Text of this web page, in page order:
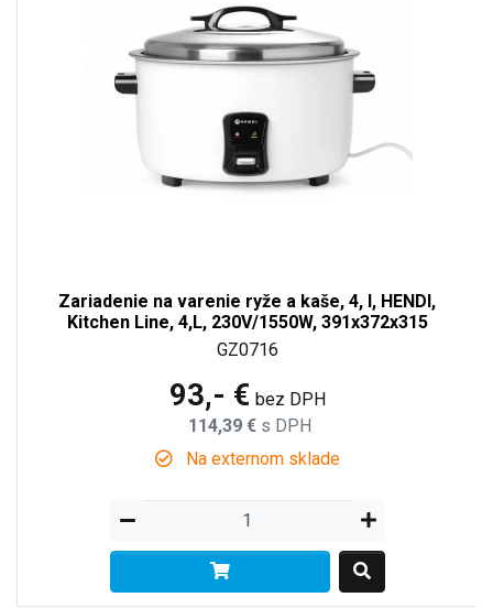
Zariadenie na varenie ryže a kaše, 4, l, HENDI,
Kitchen Line, 4,L, 230V/1550W, 391x372x315
GZ0716
93,- € bez DPH
114,39 € s DPH
Na externom sklade